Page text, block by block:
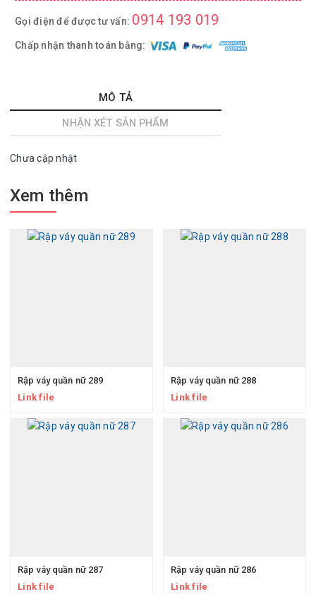
Gọi điện để được tư vấn: 0914 193 019
Chấp nhận thanh toán bằng:
MÔ TẢ
NHẬN XÉT SẢN PHẨM
Chưa cập nhật
Xem thêm
Rập váy quần nữ 289
Link file
Rập váy quần nữ 288
Link file
Rập váy quần nữ 287
Link file
Rập váy quần nữ 286
Link file